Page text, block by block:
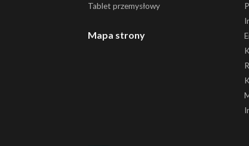
Tablet przemysłowy
Mapa strony